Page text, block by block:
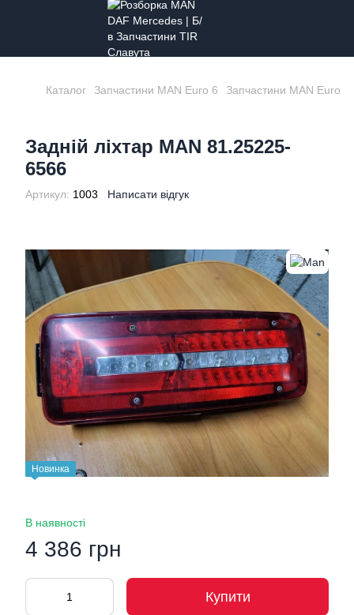
Каталог Запчастини MAN Euro 6 Запчастини MAN Euro 6
Задній ліхтар MAN 81.25225-
6566
Артикул: 1003 Написати відгук
Новинка
В наявності
4 386 грн
Купити